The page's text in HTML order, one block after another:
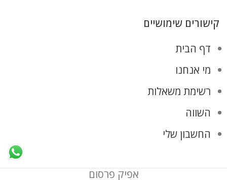
קישורים שימושיים
דף הבית
מי אנחנו
רשימת משאלות
השווה
החשבון שלי
אפיק פרסום